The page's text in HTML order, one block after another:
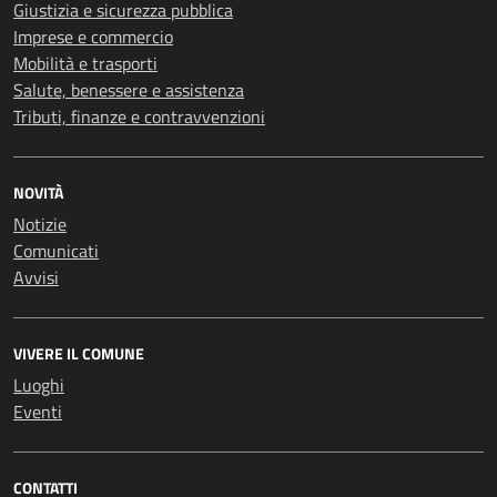
Giustizia e sicurezza pubblica
Imprese e commercio
Mobilità e trasporti
Salute, benessere e assistenza
Tributi, finanze e contravvenzioni
NOVITÀ
Notizie
Comunicati
Avvisi
VIVERE IL COMUNE
Luoghi
Eventi
CONTATTI